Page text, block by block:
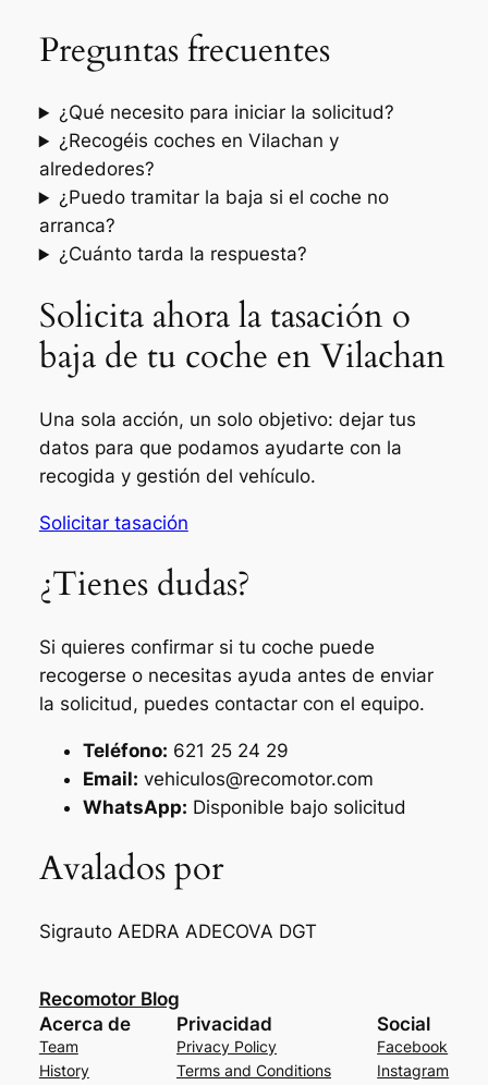
Preguntas frecuentes
¿Qué necesito para iniciar la solicitud?
¿Recogéis coches en Vilachan y
alrededores?
¿Puedo tramitar la baja si el coche no
arranca?
¿Cuánto tarda la respuesta?
Solicita ahora la tasación o
baja de tu coche en Vilachan
Una sola acción, un solo objetivo: dejar tus
datos para que podamos ayudarte con la
recogida y gestión del vehículo.
Solicitar tasación
¿Tienes dudas?
Si quieres confirmar si tu coche puede
recogerse o necesitas ayuda antes de enviar
la solicitud, puedes contactar con el equipo.
Teléfono: 621 25 24 29
Email: vehiculos@recomotor.com
WhatsApp: Disponible bajo solicitud
Avalados por
Sigrauto AEDRA ADECOVA DGT
Recomotor Blog
Acerca de
Team
History
Privacidad
Privacy Policy
Terms and Conditions
Social
Facebook
Instagram